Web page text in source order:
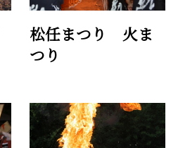
松任まつり 火ま
つり